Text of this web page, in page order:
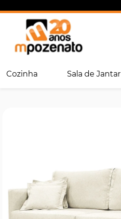
Cozinha Sala de Jantar